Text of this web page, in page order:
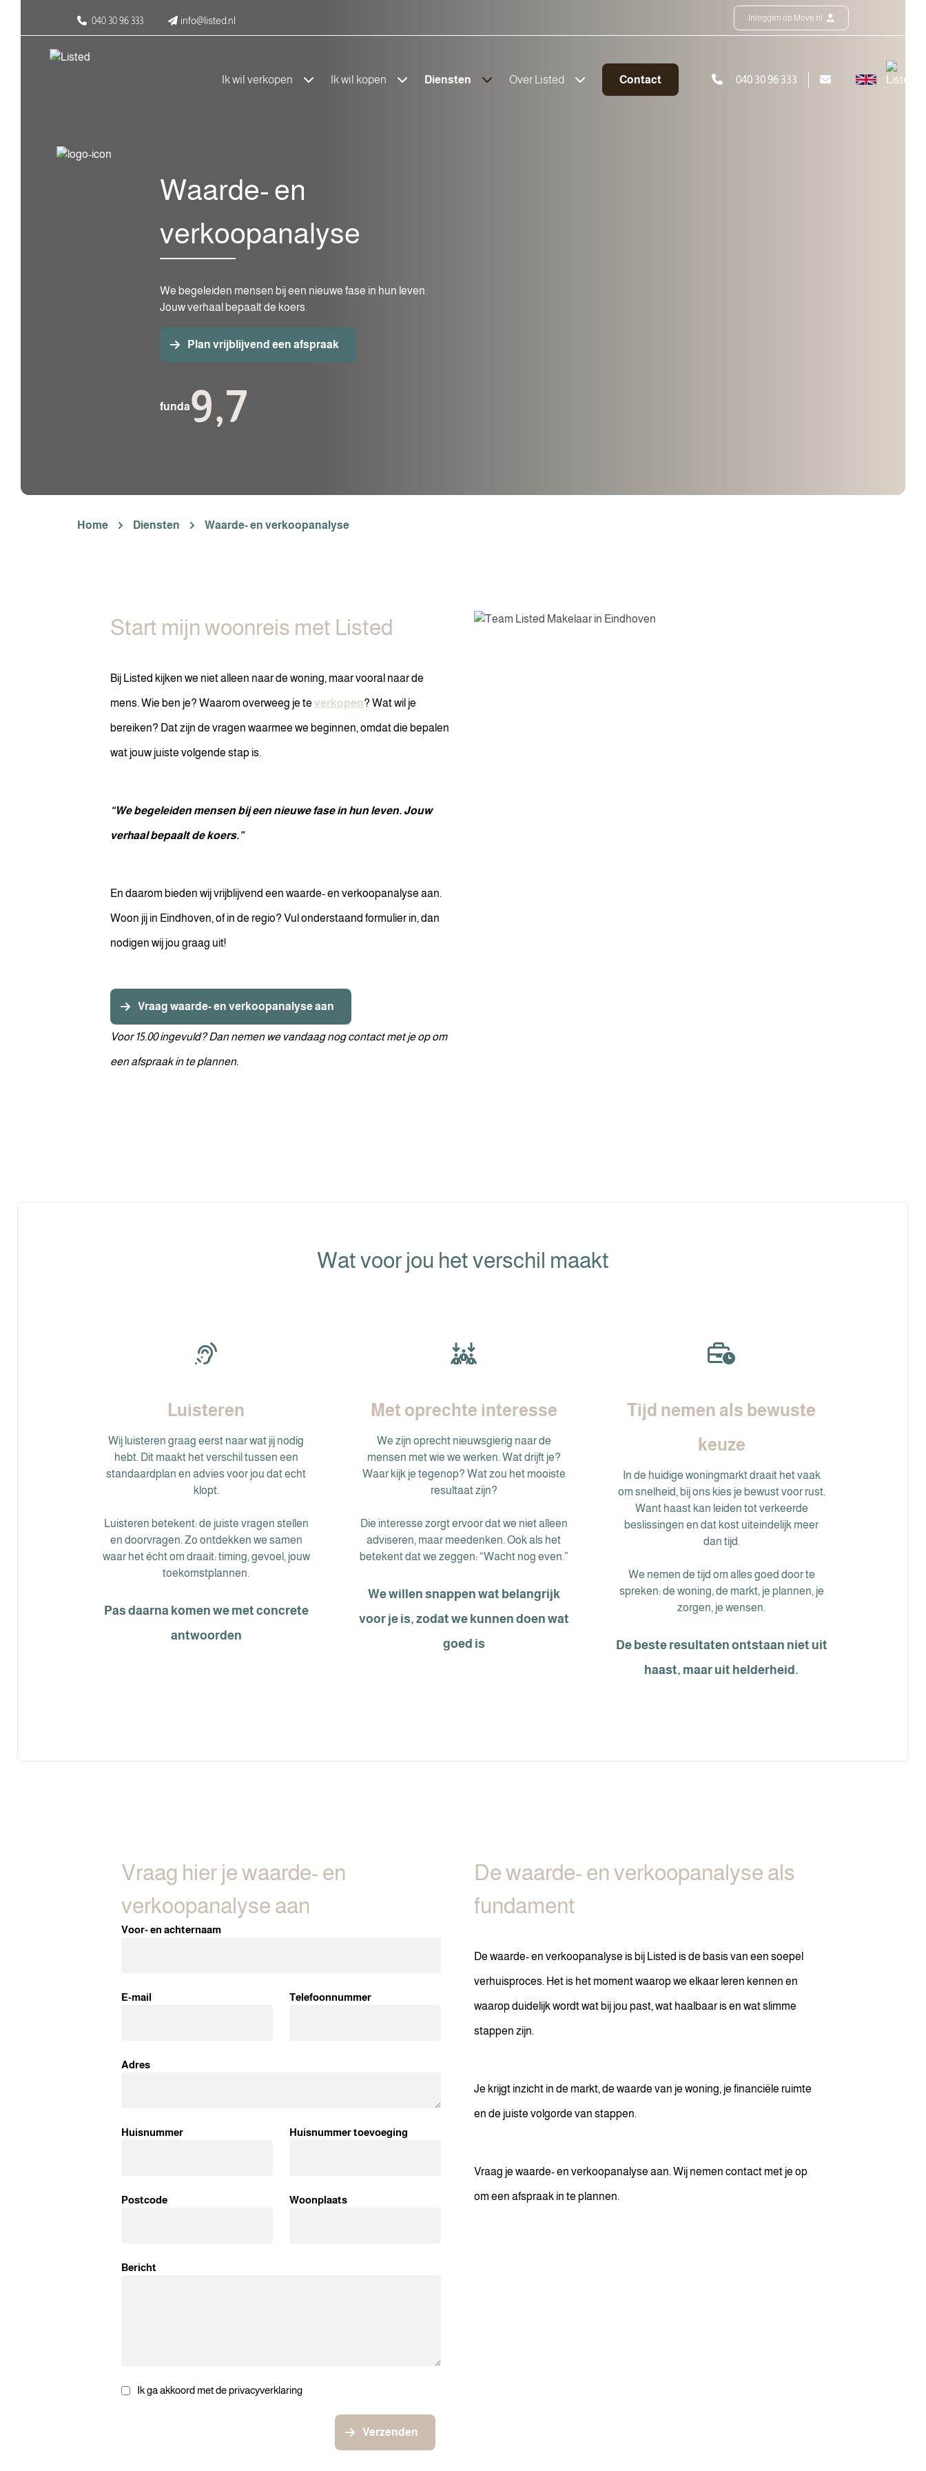
040 30 96 333 info@listed.nl Inloggen op Move.nl
Ik wil verkopen Ik wil kopen Diensten Over Listed Contact 040 30 96 333
Waarde- en
verkoopanalyse
We begeleiden mensen bij een nieuwe fase in hun leven.
Jouw verhaal bepaalt de koers.
Plan vrijblijvend een afspraak
funda9,7
Home Diensten Waarde- en verkoopanalyse
Start mijn woonreis met Listed
Bij Listed kijken we niet alleen naar de woning, maar vooral naar de
mens. Wie ben je? Waarom overweeg je te verkopen? Wat wil je
bereiken? Dat zijn de vragen waarmee we beginnen, omdat die bepalen
wat jouw juiste volgende stap is.
“We begeleiden mensen bij een nieuwe fase in hun leven. Jouw
verhaal bepaalt de koers.”
En daarom bieden wij vrijblijvend een waarde- en verkoopanalyse aan.
Woon jij in Eindhoven, of in de regio? Vul onderstaand formulier in, dan
nodigen wij jou graag uit!
Vraag waarde- en verkoopanalyse aan
Voor 15.00 ingevuld? Dan nemen we vandaag nog contact met je op om
een afspraak in te plannen.
Wat voor jou het verschil maakt
Luisteren
Wij luisteren graag eerst naar wat jij nodig
hebt. Dit maakt het verschil tussen een
standaardplan en advies voor jou dat echt
klopt.
Luisteren betekent: de juiste vragen stellen
en doorvragen. Zo ontdekken we samen
waar het écht om draait: timing, gevoel, jouw
toekomstplannen.
Pas daarna komen we met concrete
antwoorden
Met oprechte interesse
We zijn oprecht nieuwsgierig naar de
mensen met wie we werken. Wat drijft je?
Waar kijk je tegenop? Wat zou het mooiste
resultaat zijn?
Die interesse zorgt ervoor dat we niet alleen
adviseren, maar meedenken. Ook als het
betekent dat we zeggen: “Wacht nog even.”
We willen snappen wat belangrijk
voor je is, zodat we kunnen doen wat
goed is
Tijd nemen als bewuste
keuze
In de huidige woningmarkt draait het vaak
om snelheid, bij ons kies je bewust voor rust.
Want haast kan leiden tot verkeerde
beslissingen en dat kost uiteindelijk meer
dan tijd.
We nemen de tijd om alles goed door te
spreken: de woning, de markt, je plannen, je
zorgen, je wensen.
De beste resultaten ontstaan niet uit
haast, maar uit helderheid.
Vraag hier je waarde- en
verkoopanalyse aan
Voor- en achternaam
E-mail Telefoonnummer
Adres
Huisnummer Huisnummer toevoeging
Postcode Woonplaats
Bericht
Ik ga akkoord met de privacyverklaring
Verzenden
De waarde- en verkoopanalyse als
fundament
De waarde- en verkoopanalyse is bij Listed is de basis van een soepel
verhuisproces. Het is het moment waarop we elkaar leren kennen en
waarop duidelijk wordt wat bij jou past, wat haalbaar is en wat slimme
stappen zijn.
Je krijgt inzicht in de markt, de waarde van je woning, je financiële ruimte
en de juiste volgorde van stappen.
Vraag je waarde- en verkoopanalyse aan. Wij nemen contact met je op
om een afspraak in te plannen.